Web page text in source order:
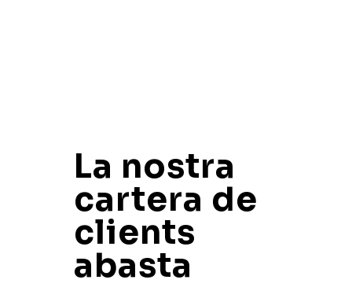
La nostra
cartera de
clients
abasta